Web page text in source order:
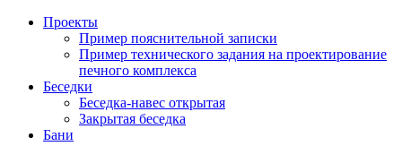
Проекты
Пример пояснительной записки
Пример технического задания на проектирование
печного комплекса
Беседки
Беседка-навес открытая
Закрытая беседка
Бани